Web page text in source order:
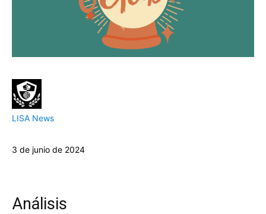
LISA News
3 de junio de 2024
Análisis